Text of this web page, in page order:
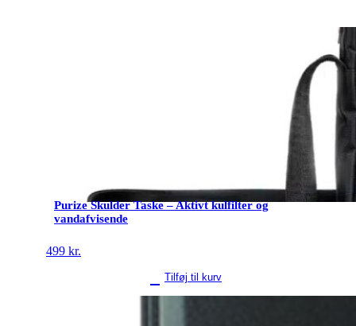
Purize Skulder Taske – Aktivt kulfilter og
vandafvisende
499 kr.
Tilføj til kurv